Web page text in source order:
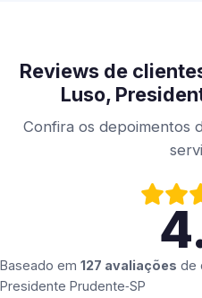
Reviews de
Luso,
Confira os depoimentos
Baseado em 127 avaliações de
Presidente Prudente‑SP